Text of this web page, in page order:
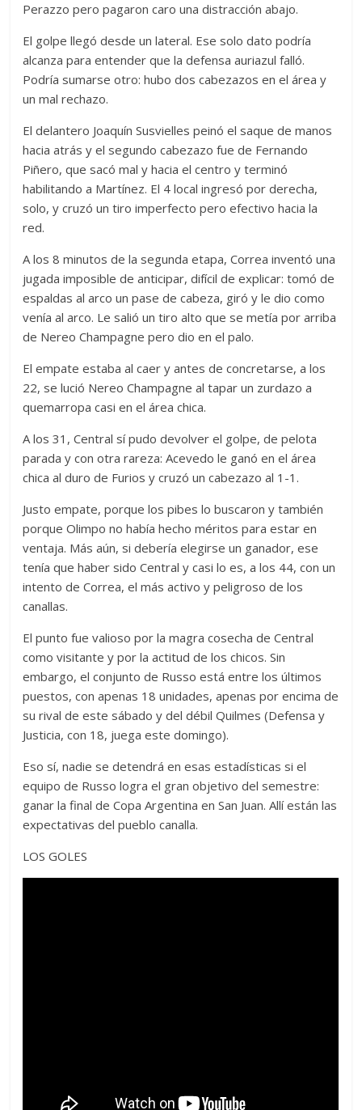
Perazzo pero pagaron caro una distracción abajo.
El golpe llegó desde un lateral. Ese solo dato podría
alcanza para entender que la defensa auriazul falló.
Podría sumarse otro: hubo dos cabezazos en el área y
un mal rechazo.
El delantero Joaquín Susvielles peinó el saque de manos
hacia atrás y el segundo cabezazo fue de Fernando
Piñero, que sacó mal y hacia el centro y terminó
habilitando a Martínez. El 4 local ingresó por derecha,
solo, y cruzó un tiro imperfecto pero efectivo hacia la
red.
A los 8 minutos de la segunda etapa, Correa inventó una
jugada imposible de anticipar, difícil de explicar: tomó de
espaldas al arco un pase de cabeza, giró y le dio como
venía al arco. Le salió un tiro alto que se metía por arriba
de Nereo Champagne pero dio en el palo.
El empate estaba al caer y antes de concretarse, a los
22, se lució Nereo Champagne al tapar un zurdazo a
quemarropa casi en el área chica.
A los 31, Central sí pudo devolver el golpe, de pelota
parada y con otra rareza: Acevedo le ganó en el área
chica al duro de Furios y cruzó un cabezazo al 1-1.
Justo empate, porque los pibes lo buscaron y también
porque Olimpo no había hecho méritos para estar en
ventaja. Más aún, si debería elegirse un ganador, ese
tenía que haber sido Central y casi lo es, a los 44, con un
intento de Correa, el más activo y peligroso de los
canallas.
El punto fue valioso por la magra cosecha de Central
como visitante y por la actitud de los chicos. Sin
embargo, el conjunto de Russo está entre los últimos
puestos, con apenas 18 unidades, apenas por encima de
su rival de este sábado y del débil Quilmes (Defensa y
Justicia, con 18, juega este domingo).
Eso sí, nadie se detendrá en esas estadísticas si el
equipo de Russo logra el gran objetivo del semestre:
ganar la final de Copa Argentina en San Juan. Allí están las
expectativas del pueblo canalla.
LOS GOLES